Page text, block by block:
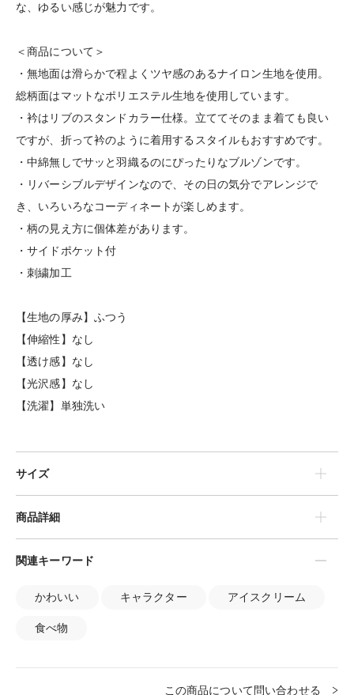
な、ゆるい感じが魅力です。
＜商品について＞
・無地面は滑らかで程よくツヤ感のあるナイロン生地を使用。
総柄面はマットなポリエステル生地を使用しています。
・衿はリブのスタンドカラー仕様。立ててそのまま着ても良い
ですが、折って衿のように着用するスタイルもおすすめです。
・中綿無しでサッと羽織るのにぴったりなブルゾンです。
・リバーシブルデザインなので、その日の気分でアレンジで
き、いろいろなコーディネートが楽しめます。
・柄の見え方に個体差があります。
・サイドポケット付
・刺繍加工
【生地の厚み】ふつう
【伸縮性】なし
【透け感】なし
【光沢感】なし
【洗濯】単独洗い
サイズ
商品詳細
関連キーワード
かわいい キャラクター アイスクリーム
食べ物
この商品について問い合わせる